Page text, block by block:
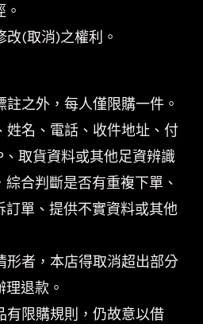
(取消)之權利。
之外，每人僅限購一件。
名、電話、收件地址、付
取貨資料或其他足資辨識
合判斷是否有重複下單、
訂單、提供不實資料或其他
者，本店得取消超出部分
退款。
限購規則，仍故意以借